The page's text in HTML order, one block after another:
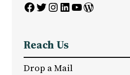
Facebook Twitter InstagramLinkedIn YouTube WordPress
Reach Us
Drop a Mail